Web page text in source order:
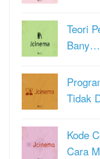
Teori
Bany…
Tidak
Kode
Cara